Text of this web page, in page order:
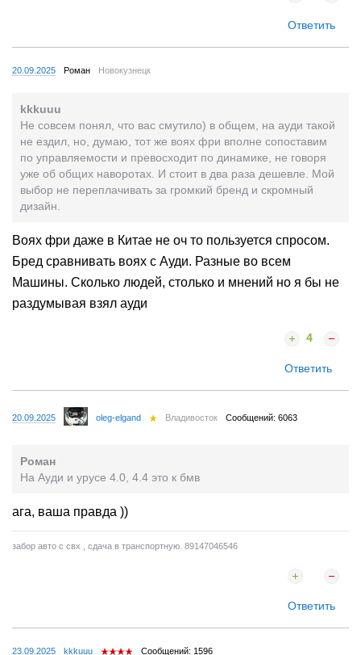
Ответить
20.09.2025 Роман Новокузнецк
kkkuuu
Не совсем понял, что вас смутило) в общем, на ауди такой
не ездил, но, думаю, тот же воях фри вполне сопоставим
по управляемости и превосходит по динамике, не говоря
уже об общих наворотах. И стоит в два раза дешевле. Мой
выбор не переплачивать за громкий бренд и скромный
дизайн.
Воях фри даже в Китае не оч то пользуется спросом.
Бред сравнивать воях с Ауди. Разные во всем
Машины. Сколько людей, столько и мнений но я бы не
раздумывая взял ауди
4
Ответить
20.09.2025 oleg-elgand Владивосток Сообщений: 6063
Роман
На Ауди и урусе 4.0, 4.4 это к бмв
ага, ваша правда ))
забор авто с свх , сдача в транспортную. 89147046546
Ответить
23.09.2025 kkkuuu Сообщений: 1596